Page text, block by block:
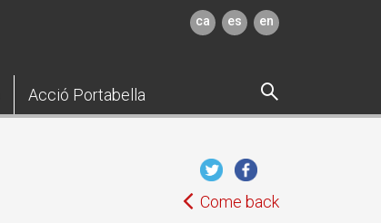
ca es en
Acció Portabella
Come back